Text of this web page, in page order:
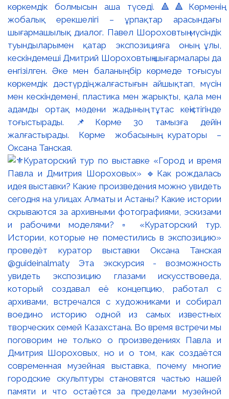
көркемдік болмысын аша түседі. 🔺🔺Көрменің
жобалық ерекшелігі – ұрпақтар арасындағы
шығармашылық диалог. Павел Шороховтың мүсіндік
туындыларымен қатар экспозицияға оның ұлы,
кескіндемеші Дмитрий Шороховтың шығармалары да
енгізілген. Әке мен баланың бір көрмеде тоғысуы
көркемдік дәстүрдің жалғастығын айшықтап, мүсін
мен кескіндемені, пластика мен жарықты, қала мен
адамды ортақ мәдени жадының тұтас кеңістігінде
тоғыстырады. 📌Көрме 30 тамызға дейін
жалғастырады. Көрме жобасының кураторы –
Оксана Танская.